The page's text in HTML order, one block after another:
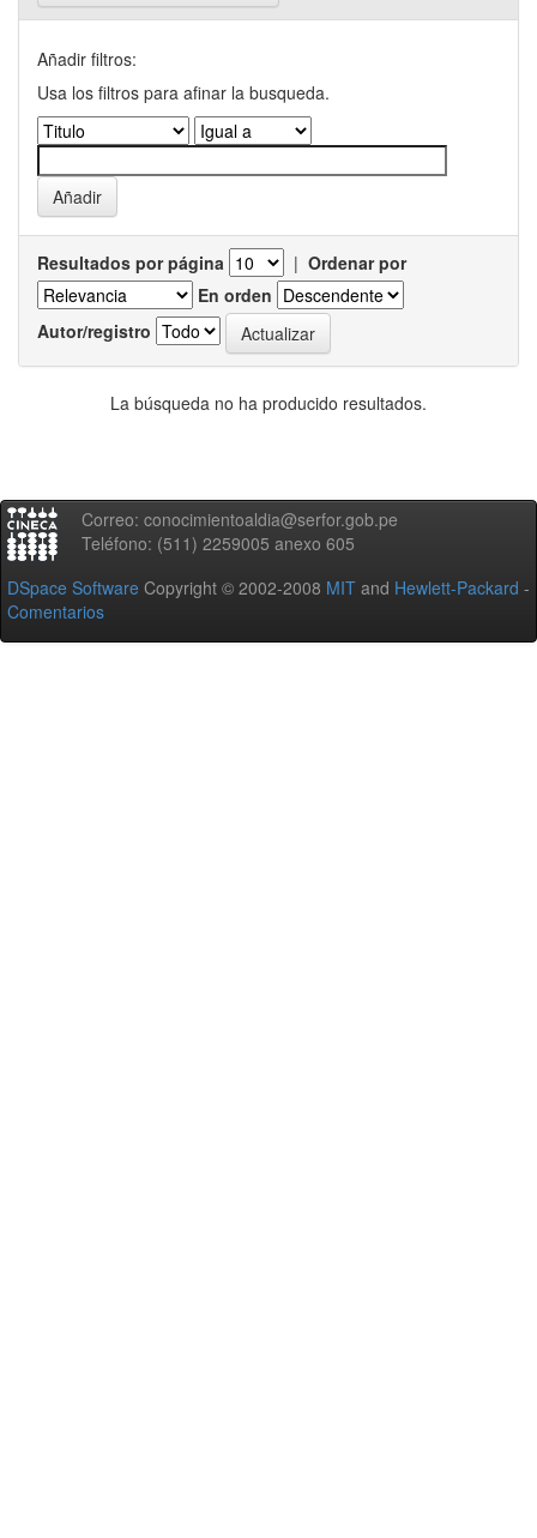
Añadir filtros:
Usa los filtros para afinar la busqueda.
Resultados por página | Ordenar por
En orden
Autor/registro
La búsqueda no ha producido resultados.
Correo: conocimientoaldia@serfor.gob.pe
Teléfono: (511) 2259005 anexo 605
DSpace Software Copyright © 2002-2008 MIT and Hewlett-Packard -
Comentarios